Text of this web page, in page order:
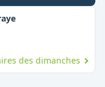
,
des dimanches